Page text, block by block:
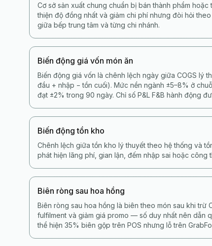
Cơ sở sản xuất chung chuẩn bị bán thành phẩm
thiện độ đồng nhất và giảm chi phí nhưng đòi hỏi
giữa bếp trung tâm và từng chi nhánh.
Biến động giá vốn món ăn
Biến động giá vốn là chênh lệch ngày giữa COGS lý
đầu + nhập − tồn cuối). Mức nền ngành ±5–8% ở
đạt ±2% trong 90 ngày. Chỉ số P&L F&B hành động
Biến động tồn kho
Chênh lệch giữa tồn kho lý thuyết theo hệ thống và
phát hiện lãng phí, gian lận, đếm nhập sai hoặc công
Biên ròng sau hoa hồng
Biên ròng sau hoa hồng là biên theo món sau khi trừ
fulfilment và giảm giá promo — số duy nhất nên dẫn
thể hiện 35% biên gộp trên POS nhưng lỗ trên